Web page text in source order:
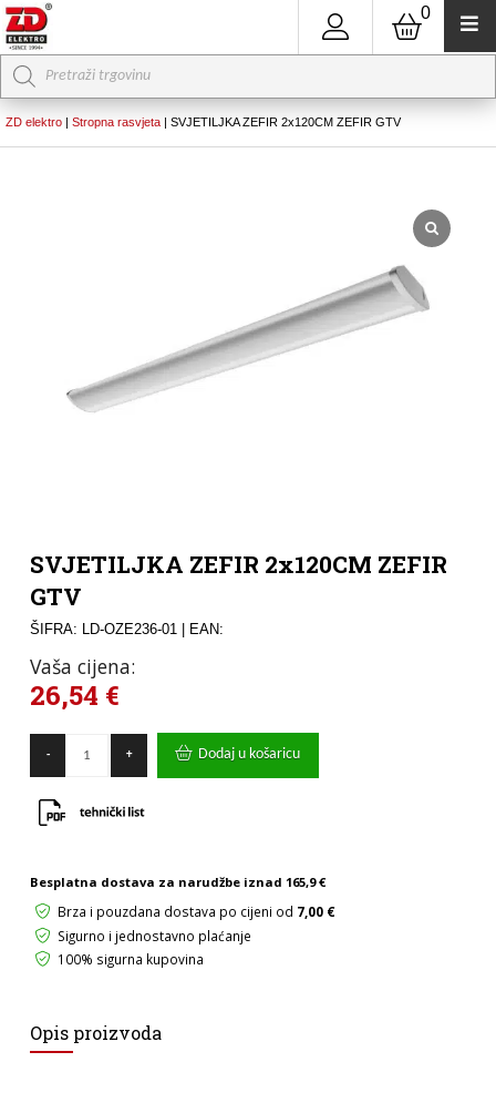
0
Products
search
ZD elektro | Stropna rasvjeta | SVJETILJKA ZEFIR 2x120CM ZEFIR GTV
SVJETILJKA ZEFIR 2x120CM ZEFIR
GTV
ŠIFRA: LD-OZE236-01| EAN:
Vaša cijena:
26,54 €
-
ZEFIR
2x120CM
GTV
+ Dodaj u košaricu
Besplatna dostava za narudžbe iznad 165,9 €
Brza i pouzdana dostava po cijeni od 7,00 €
Sigurno i jednostavno plaćanje
100% sigurna kupovina
Opis proizvoda